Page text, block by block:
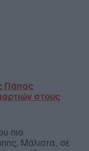
Πάπας
στους
πιο
Μάλιστα, σε